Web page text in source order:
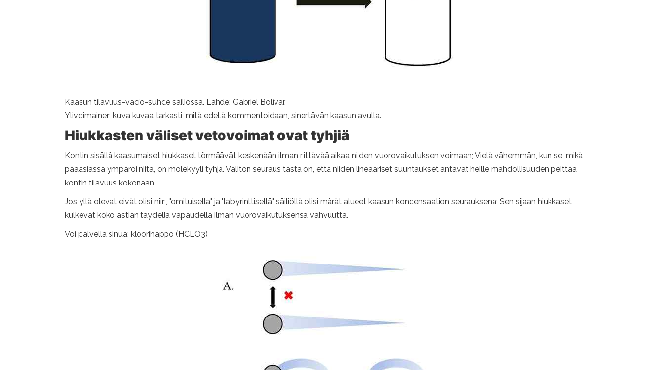
Kaasun tilavuus-vacío-suhde säiliössä. Lähde: Gabriel Bolívar.
Ylivoimainen kuva kuvaa tarkasti, mitä edellä kommentoidaan, sinertävän kaasun avulla.
Hiukkasten väliset vetovoimat ovat tyhjiä
Kontin sisällä kaasumaiset hiukkaset törmäävät keskenään ilman riittävää aikaa niiden vuorovaikutuksen voimaan; Vielä vähemmän, kun se, mikä
pääasiassa ympäröi niitä, on molekyyli tyhjä. Välitön seuraus tästä on, että niiden lineaariset suuntaukset antavat heille mahdollisuuden peittää
kontin tilavuus kokonaan.
Jos yllä olevat eivät olisi niin, "omituisella" ja "labyrinttisellä" säiliöllä olisi märät alueet kaasun kondensaation seurauksena; Sen sijaan hiukkaset
kulkevat koko astian täydellä vapaudella ilman vuorovaikutuksensa vahvuutta.
Voi palvella sinua: kloorihappo (HCLO3)